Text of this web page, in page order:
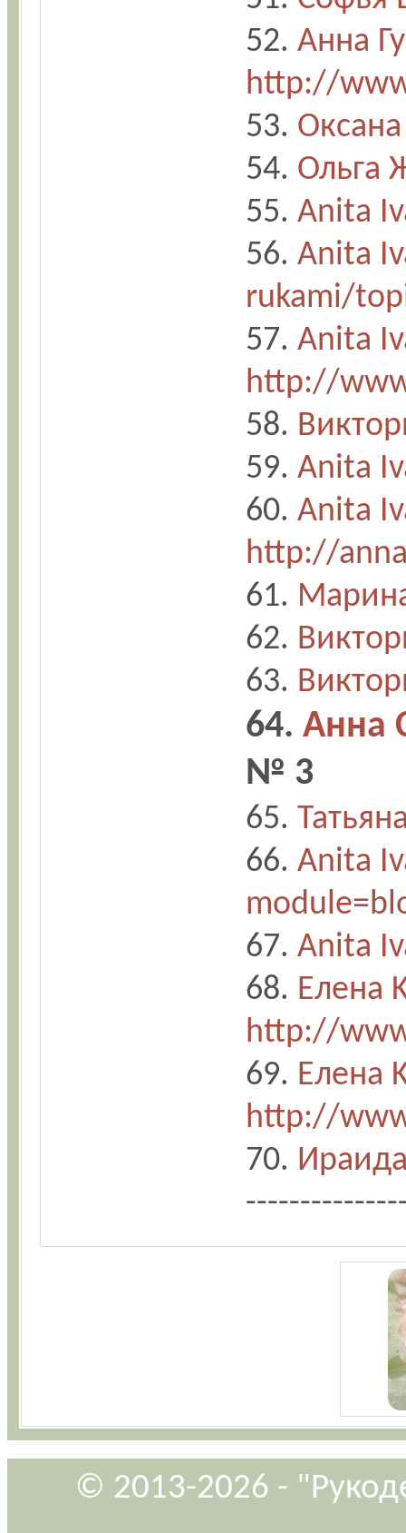
52. Анна
http://
53.
54. Ольга
55. Anita
56. Anita
rukami/
57. Anita
http://
58.
59. Anita
60. Anita
http://
61.
62.
63.
64. Анна
№ 3
65.
66. Anita
67. Anita
68. Елена
http://
69. Елена
http://
70.
© 2013-2026 -